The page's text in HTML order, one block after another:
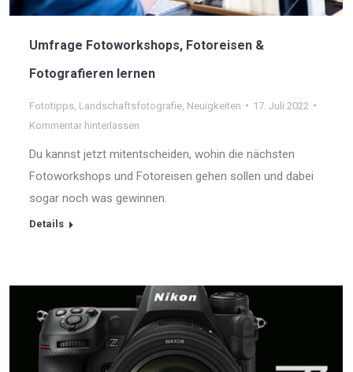
Umfrage Fotoworkshops, Fotoreisen &
Fotografieren lernen
Fototipps Landschaftsfotografie Neuigkeiten
17. Juli 2022
Kommentar hinterlassen
Du kannst jetzt mitentscheiden, wohin die nächsten
Fotoworkshops und Fotoreisen gehen sollen und dabei
sogar noch was gewinnen.
Details